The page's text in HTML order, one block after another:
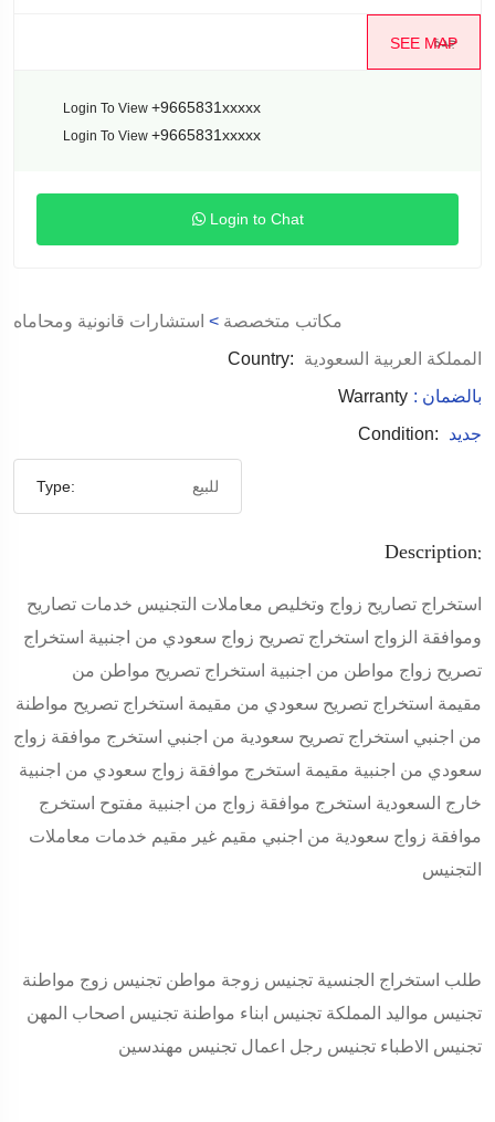
SEE MAP
جدة
Login To View +9665831xxxxx
Login To View +9665831xxxxx
Login to Chat
مكاتب متخصصة > استشارات قانونية ومحاماه
Country:
المملكة العربية السعودية
Warranty
: بالضمان
Condition:
جديد
Type: للبيع
Description:
استخراج تصاريح زواج وتخليص معاملات التجنيس خدمات تصاريح
وموافقة الزواج استخراج تصريح زواج سعودي من اجنبية استخراج
تصريح زواج مواطن من اجنبية استخراج تصريح مواطن من
مقيمة استخراج تصريح سعودي من مقيمة استخراج تصريح مواطنة
من اجنبي استخراج تصريح سعودية من اجنبي استخرج موافقة زواج
سعودي من اجنبية مقيمة استخرج موافقة زواج سعودي من اجنبية
خارج السعودية استخرج موافقة زواج من اجنبية مفتوح استخرج
موافقة زواج سعودية من اجنبي مقيم غير مقيم خدمات معاملات
التجنيس
طلب استخراج الجنسية تجنيس زوجة مواطن تجنيس زوج مواطنة
تجنيس مواليد المملكة تجنيس ابناء مواطنة تجنيس اصحاب المهن
تجنيس الاطباء تجنيس رجل اعمال تجنيس مهندسين